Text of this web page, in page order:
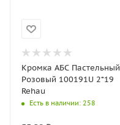
Кромка АБС Пастельный
Розовый 100191U 2*19
Rehau
Есть в наличии: 258